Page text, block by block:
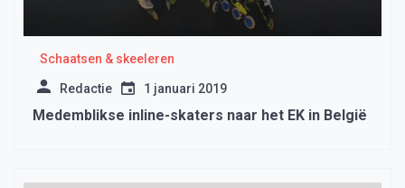
Schaatsen & skeeleren
Redactie 1 januari 2019
Medemblikse inline-skaters naar het EK in België